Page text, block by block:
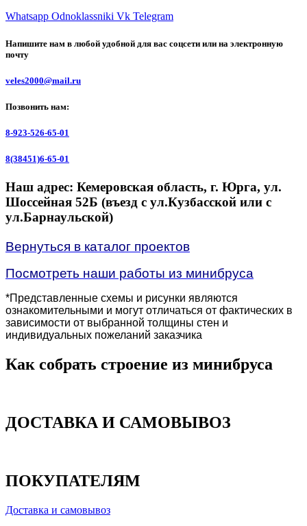
Whatsapp Odnoklassniki Vk Telegram
Напишите нам в любой удобной для вас соцсети или на электронную
почту
veles2000@mail.ru
Позвонить нам:
8-923-526-65-01
8(38451)6-65-01
Наш адрес: Кемеровская область, г. Юрга, ул.
Шоссейная 52Б (въезд с ул.Кузбасской или с
ул.Барнаульской)
Вернуться в каталог проектов
Посмотреть наши работы из минибруса
*Представленные схемы и рисунки являются
ознакомительными и могут отличаться от фактических в
зависимости от выбранной толщины стен и
индивидуальных пожеланий заказчика
Как собрать строение из минибруса
ДОСТАВКА И САМОВЫВОЗ
ПОКУПАТЕЛЯМ
Доставка и самовывоз